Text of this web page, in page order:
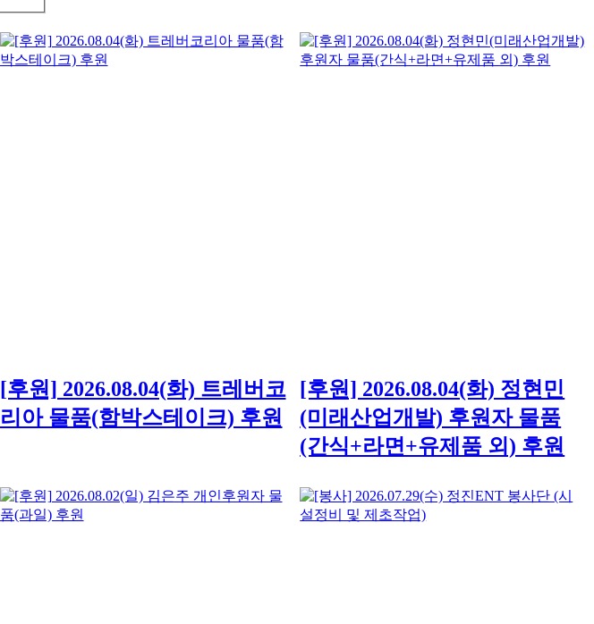
[후원] 2026.08.04(화) 트레버코
리아 물품(함박스테이크) 후원
[후원] 2026.08.04(화) 정현민
(미래산업개발) 후원자 물품
(간식+라면+유제품 외) 후원